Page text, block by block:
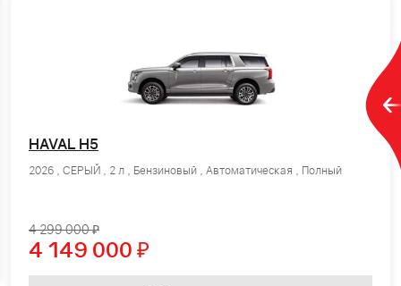
HAVAL H5
2026 , СЕРЫЙ , 2 л , Бензиновый , Автоматическая , Полный
4 299 000 ₽
4 149 000 ₽